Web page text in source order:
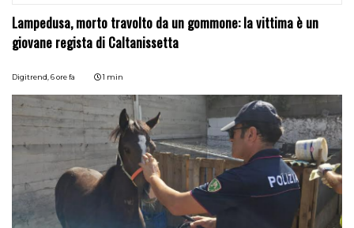
Lampedusa, morto travolto da un gommone: la vittima è un
giovane regista di Caltanissetta
Digitrend,6 ore fa 1 min